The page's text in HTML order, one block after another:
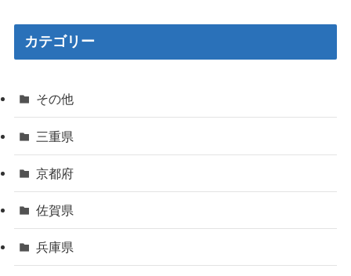
カテゴリー
その他
三重県
京都府
佐賀県
兵庫県